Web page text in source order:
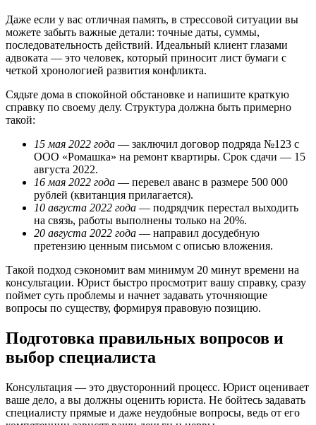
Даже если у вас отличная память, в стрессовой ситуации вы
можете забыть важные детали: точные даты, суммы,
последовательность действий. Идеальный клиент глазами
адвоката — это человек, который приносит лист бумаги с
четкой хронологией развития конфликта.
Сядьте дома в спокойной обстановке и напишите краткую
справку по своему делу. Структура должна быть примерно
такой:
15 мая 2022 года — заключил договор подряда №123 с
ООО «Ромашка» на ремонт квартиры. Срок сдачи — 15
августа 2022.
16 мая 2022 года — перевел аванс в размере 500 000
рублей (квитанция прилагается).
10 августа 2022 года — подрядчик перестал выходить
на связь, работы выполнены только на 20%.
20 августа 2022 года — направил досудебную
претензию ценным письмом с описью вложения.
Такой подход сэкономит вам минимум 20 минут времени на
консультации. Юрист быстро просмотрит вашу справку, сразу
поймет суть проблемы и начнет задавать уточняющие
вопросы по существу, формируя правовую позицию.
Подготовка правильных вопросов и
выбор специалиста
Консультация — это двусторонний процесс. Юрист оценивает
ваше дело, а вы должны оценить юриста. Не бойтесь задавать
специалисту прямые и даже неудобные вопросы, ведь от его